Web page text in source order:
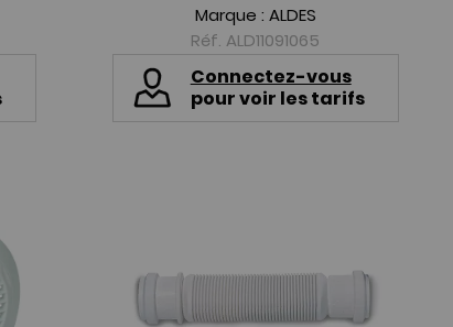
Marque : ALDES
Réf. ALD11091065
Connectez-vous
pour voir les tarifs